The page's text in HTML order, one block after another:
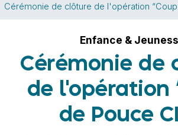
Cérémonie de clôture de l'opération
Enfance &
Cérémonie de
de l'opération
de Pouce